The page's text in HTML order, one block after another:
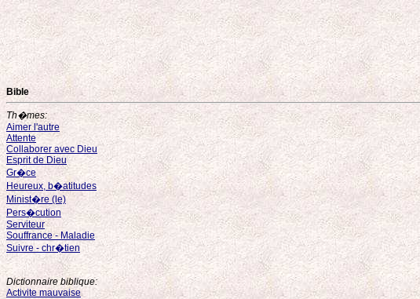
Bible
Th�mes:
Aimer l'autre
Attente
Collaborer avec Dieu
Esprit de Dieu
Gr�ce
Heureux, b�atitudes
Minist�re (le)
Pers�cution
Serviteur
Souffrance - Maladie
Suivre - chr�tien
Dictionnaire biblique:
Activite mauvaise